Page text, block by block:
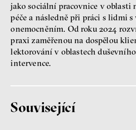
jako sociální pracovnice v oblasti
péče a následně při práci s lidmi
onemocněním. Od roku 2024
praxi zaměřenou na dospělou
lektorování v oblastech
intervence.
Související